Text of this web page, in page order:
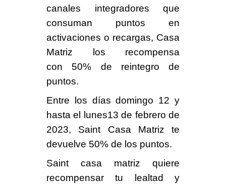
canales integradores que
consuman puntos en
activaciones o recargas, Casa
Matriz los recompensa
con 50% de reintegrode
puntos.
Entre los díasdomingo 12y
hasta el
lunes13de febrero de
2023, Saint Casa Matriz te
devuelve 50% de los puntos.
Saint casa matriz quiere
recompensar tu lealtad
y